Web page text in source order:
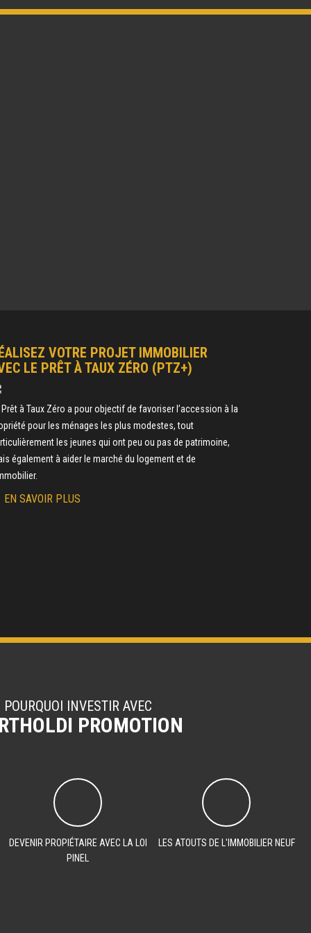
VOTRE PROJET IMMOBILIER
LE PRÊT À TAUX ZÉRO (PTZ+)
Prêt à Taux Zéro a pour objectif de favoriser l’accession à la
pour les ménages les plus modestes, tout
les jeunes qui ont peu ou pas de patrimoine,
également à aider le marché du logement et de
EN SAVOIR PLUS
POURQUOI INVESTIR AVEC
PROMOTION
DEVENIR PROPIÉTAIRE AVEC LA LOI
PINEL
LES ATOUTS DE L'IMMOBILIER NEUF